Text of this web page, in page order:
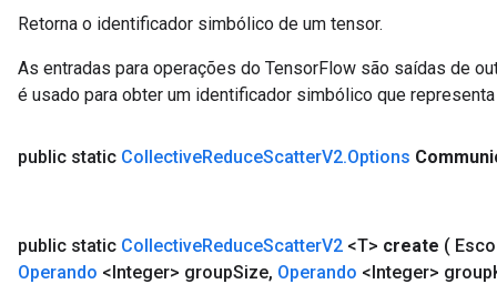
Retorna o identificador simbólico de um tensor.
As entradas para operações do TensorFlow são saídas de
é usado para obter um identificador simbólico que
public static CollectiveReduceScatterV2.Options
public static CollectiveReduceScatterV2 <T> create (
Operando <Integer> groupSize, Operando <Integer> group